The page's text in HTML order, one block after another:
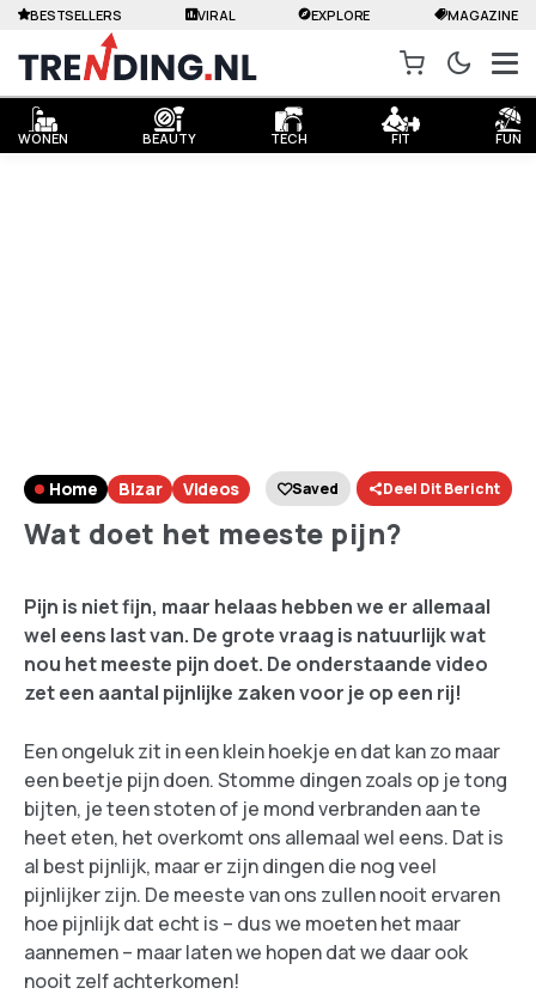
WONEN BEAUTY TECH FIT FUN
BESTSELLERS VIRAL EXPLORE MAGAZINE
Home Bizar Videos Saved Deel Dit Bericht
Wat doet het meeste pijn?
Pijn is niet fijn, maar helaas hebben we er allemaal
wel eens last van. De grote vraag is natuurlijk wat
nou het meeste pijn doet. De onderstaande video
zet een aantal pijnlijke zaken voor je op een rij!
Een ongeluk zit in een klein hoekje en dat kan zo maar
een beetje pijn doen. Stomme dingen zoals op je tong
bijten, je teen stoten of je mond verbranden aan te
heet eten, het overkomt ons allemaal wel eens. Dat is
al best pijnlijk, maar er zijn dingen die nog veel
pijnlijker zijn. De meeste van ons zullen nooit ervaren
hoe pijnlijk dat echt is – dus we moeten het maar
aannemen – maar laten we hopen dat we daar ook
nooit zelf achterkomen!